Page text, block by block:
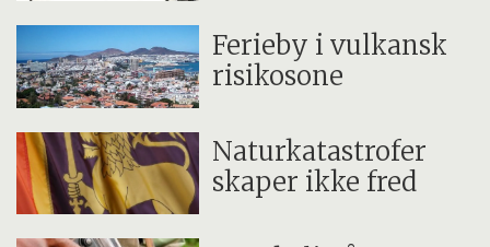
Ferieby i vulkansk
risikosone
Naturkatastrofer
skaper ikke fred